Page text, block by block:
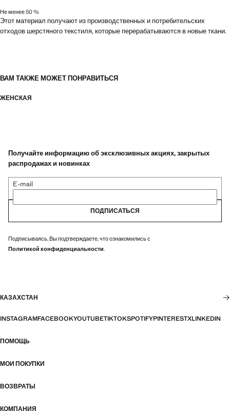
Не менее 50 %
Этот материал получают из производственных и потребительских
отходов шерстяного текстиля, которые перерабатываются в новые ткани.
ВАМ ТАКЖЕ МОЖЕТ ПОНРАВИТЬСЯ
ЖЕНСКАЯ
Получайте информацию об эксклюзивных акциях, закрытых
распродажах и новинках
E-mail
ПОДПИСАТЬСЯ
Подписываясь, Вы подтверждаете, что ознакомились с
Политикой конфиденциальности.
КАЗАХСТАН
INSTAGRAMFACEBOOKYOUTUBETIKTOKSPOTIFYPINTERESTXLINKEDIN
ПОМОЩЬ
МОИ ПОКУПКИ
ВОЗВРАТЫ
КОМПАНИЯ